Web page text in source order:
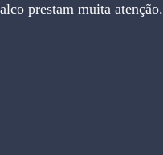
prestam muita atenção.